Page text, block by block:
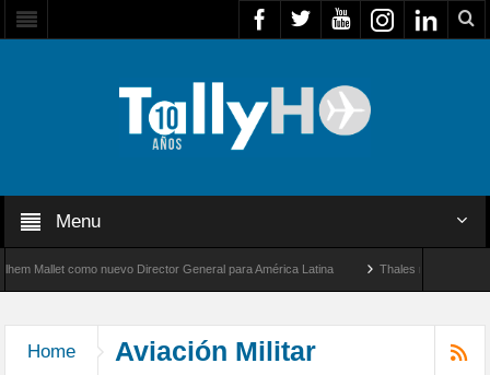
Menu
General para América Latina Thales multiplica por diez su capacidad de
Home Aviación Militar